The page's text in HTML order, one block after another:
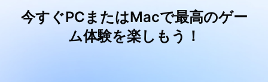
今すぐPCまたはMacで最高のゲー
ム体験を楽しもう！